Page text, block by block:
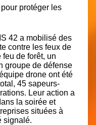
protéger les
42 a mobilisé des
contre les feux de
de forêt, un
groupe de défense
drone ont été
45 sapeurs-
Leur action a
la soirée et
situées à
signalé.